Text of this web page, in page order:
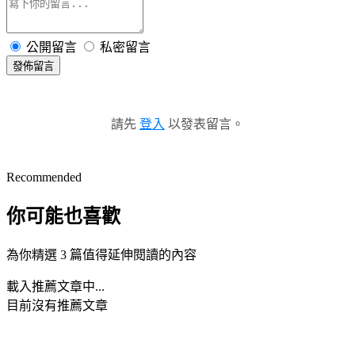
公開留言 私密留言
發佈留言
請先 登入 以發表留言。
Recommended
你可能也喜歡
為你精選 3 篇值得延伸閱讀的內容
載入推薦文章中...
目前沒有推薦文章